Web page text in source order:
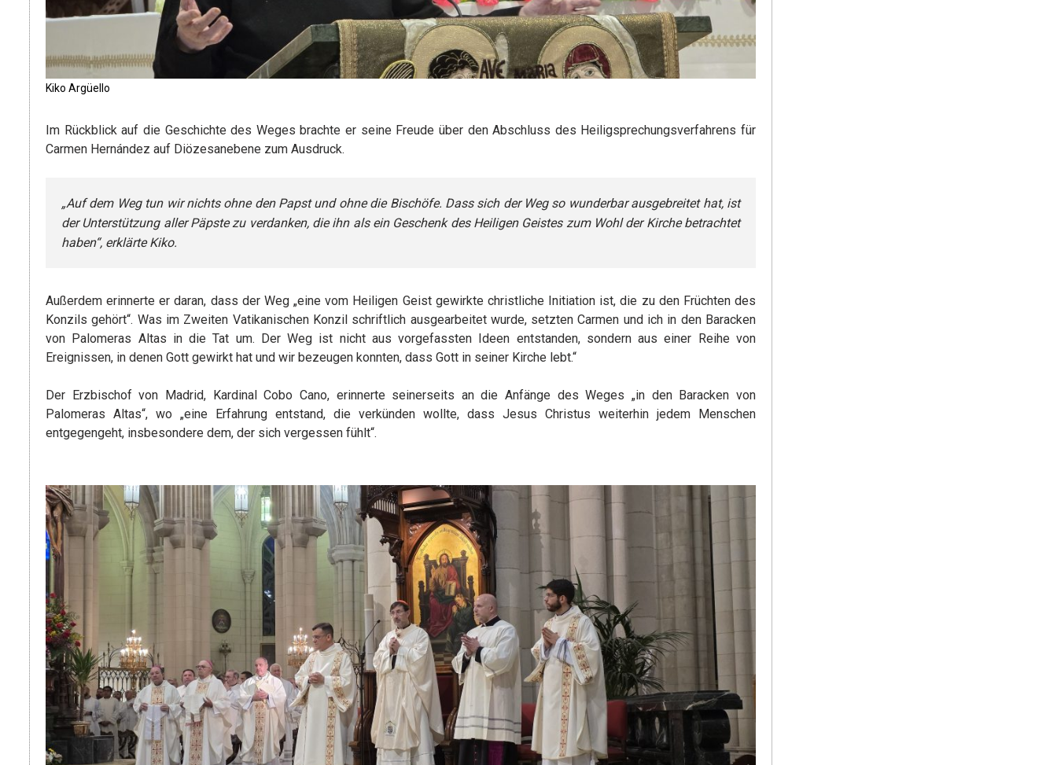
Kiko Argüello
Im Rückblick auf die Geschichte des Weges brachte er seine Freude über den Abschluss des Heiligsprechungsverfahrens für
Carmen Hernández auf Diözesanebene zum Ausdruck.
„Auf dem Weg tun wir nichts ohne den Papst und ohne die Bischöfe. Dass sich der Weg so wunderbar ausgebreitet hat, ist
der Unterstützung aller Päpste zu verdanken, die ihn als ein Geschenk des Heiligen Geistes zum Wohl der Kirche betrachtet
haben“, erklärte Kiko.
Außerdem erinnerte er daran, dass der Weg „eine vom Heiligen Geist gewirkte christliche Initiation ist, die zu den Früchten des
Konzils gehört“. Was im Zweiten Vatikanischen Konzil schriftlich ausgearbeitet wurde, setzten Carmen und ich in den Baracken
von Palomeras Altas in die Tat um. Der Weg ist nicht aus vorgefassten Ideen entstanden, sondern aus einer Reihe von
Ereignissen, in denen Gott gewirkt hat und wir bezeugen konnten, dass Gott in seiner Kirche lebt.“
Der Erzbischof von Madrid, Kardinal Cobo Cano, erinnerte seinerseits an die Anfänge des Weges „in den Baracken von
Palomeras Altas“, wo „eine Erfahrung entstand, die verkünden wollte, dass Jesus Christus weiterhin jedem Menschen
entgegengeht, insbesondere dem, der sich vergessen fühlt“.